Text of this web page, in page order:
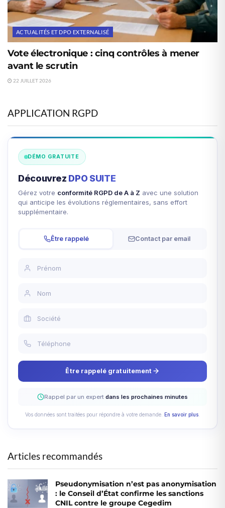
ACTUALITÉS ET DPO EXTERNALISÉ
Vote électronique : cinq contrôles à mener
avant le scrutin
22 JUILLET 2026
APPLICATION RGPD
DÉMO GRATUITE
Découvrez DPO SUITE
Gérez votre conformité RGPD de A à Z avec une solution
qui anticipe les évolutions réglementaires, sans effort
supplémentaire.
Être rappelé Contact par email
Être rappelé gratuitement
Rappel par un expert dans les prochaines minutes
Vos données sont traitées pour répondre à votre demande. En savoir plus
Articles recommandés
Pseudonymisation n’est pas anonymisation
: le Conseil d’État confirme les sanctions
CNIL contre le groupe Cegedim